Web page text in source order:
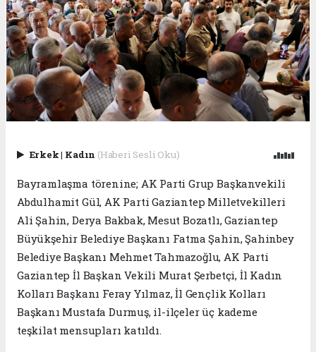
Erkek| Kadın (Haberi Sesli Oku)
Bayramlaşma törenine; AK Parti Grup Başkanvekili
Abdulhamit Gül, AK Parti Gaziantep Milletvekilleri
Ali Şahin, Derya Bakbak, Mesut Bozatlı, Gaziantep
Büyükşehir Belediye Başkanı Fatma Şahin, Şahinbey
Belediye Başkanı Mehmet Tahmazoğlu, AK Parti
Gaziantep İl Başkan Vekili Murat Şerbetçi, İl Kadın
Kolları Başkanı Feray Yılmaz, İl Gençlik Kolları
Başkanı Mustafa Durmuş, il-ilçeler üç kademe
teşkilat mensupları katıldı.